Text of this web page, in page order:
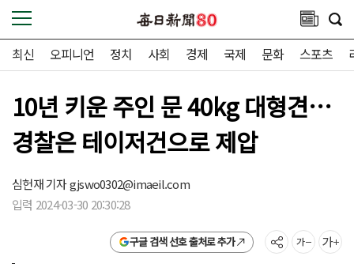
최신 오피니언 정치 사회 경제 국제 문화 스포츠
10년 키운 주인 문 40kg 대형견…
경찰은 테이저건으로 제압
심헌재 기자gjswo0302@imaeil.com
입력 2024-03-30 20:30:28
구글 검색 선호 출처로 추가